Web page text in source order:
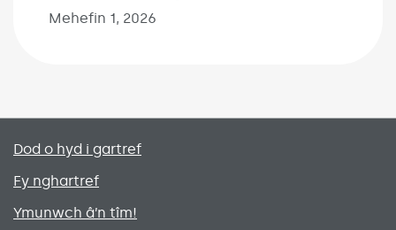
Mehefin 1, 2026
Primary footer menu
Dod o hyd i gartref
Fy nghartref
Ymunwch â’n tîm!